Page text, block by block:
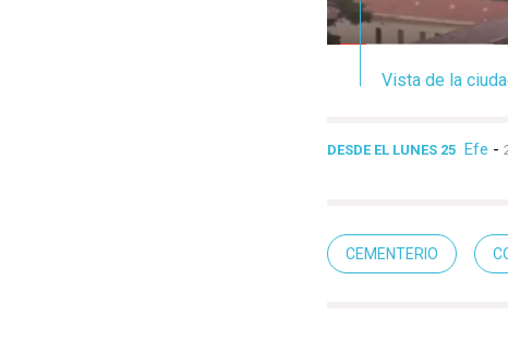
Vista de la
DESDE EL LUNES 25 Efe -
CEMENTERIO